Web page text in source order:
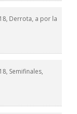
Derrota, a por la
Semifinales,